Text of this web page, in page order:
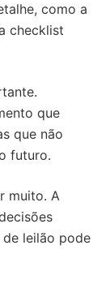
como a
checklist
que
que não
futuro.
muito. A
de leilão pode